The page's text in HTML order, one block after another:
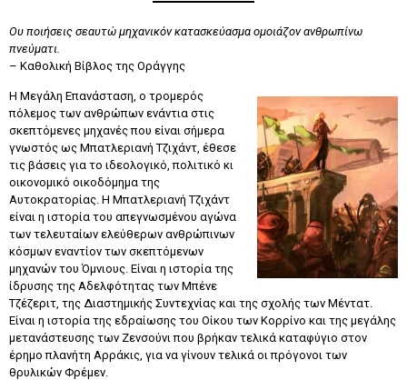
Ου ποιήσεις σεαυτώ μηχανικόν κατασκεύασμα ομοιάζον ανθρωπίνω
πνεύματι.
– Καθολική Βίβλος της Οράγγης
Η Μεγάλη Επανάσταση, ο τρομερός
πόλεμος των ανθρώπων ενάντια στις
σκεπτόμενες μηχανές που είναι σήμερα
γνωστός ως Μπατλεριανή Τζιχάντ, έθεσε
τις βάσεις για το ιδεολογικό, πολιτικό κι
οικονομικό οικοδόμημα της
Αυτοκρατορίας. Η Μπατλεριανή Τζιχάντ
είναι η ιστορία του απεγνωσμένου αγώνα
των τελευταίων ελεύθερων ανθρώπινων
κόσμων εναντίον των σκεπτόμενων
μηχανών του Όμνιους. Είναι η ιστορία της
ίδρυσης της Αδελφότητας των Μπένε
Τζέζεριτ, της Διαστημικής Συντεχνίας και της σχολής των Μέντατ.
Είναι η ιστορία της εδραίωσης του Οίκου των Κορρίνο και της μεγάλης
μετανάστευσης των Ζενσούνι που βρήκαν τελικά καταφύγιο στον
έρημο πλανήτη Αρράκις, για να γίνουν τελικά οι πρόγονοι των
θρυλικών Φρέμεν.